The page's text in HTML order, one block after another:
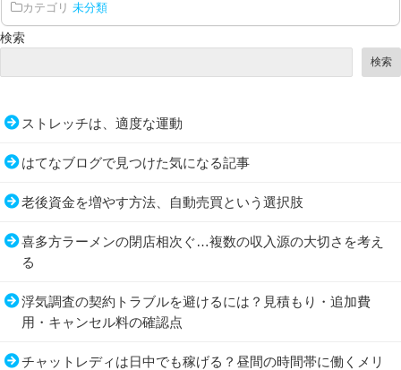
カテゴリ 未分類
検索
検索
ストレッチは、適度な運動
はてなブログで見つけた気になる記事
老後資金を増やす方法、自動売買という選択肢
喜多方ラーメンの閉店相次ぐ…複数の収入源の大切さを考え
る
浮気調査の契約トラブルを避けるには？見積もり・追加費
用・キャンセル料の確認点
チャットレディは日中でも稼げる？昼間の時間帯に働くメリ